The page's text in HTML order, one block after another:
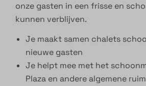
onze gasten in een frisse en
kunnen verblijven.
Je maakt samen chalets
nieuwe gasten
Je helpt mee met het
Plaza en andere algemene